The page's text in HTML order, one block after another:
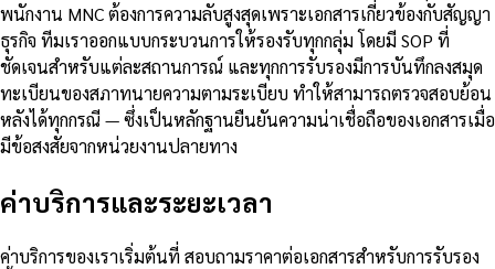
พนักงาน MNC ต้องการความลับสูงสุดเพราะเอกสารเกี่ยวข้องกับสัญญา
ธุรกิจ ทีมเราออกแบบกระบวนการให้รองรับทุกกลุ่ม โดยมี SOP ที่
ชัดเจนสำหรับแต่ละสถานการณ์ และทุกการรับรองมีการบันทึกลงสมุด
ทะเบียนของสภาทนายความตามระเบียบ ทำให้สามารถตรวจสอบย้อน
หลังได้ทุกกรณี — ซึ่งเป็นหลักฐานยืนยันความน่าเชื่อถือของเอกสารเมื่อ
มีข้อสงสัยจากหน่วยงานปลายทาง
ค่าบริการและระยะเวลา
ค่าบริการของเราเริ่มต้นที่ สอบถามราคาต่อเอกสารสำหรับการรับรอง